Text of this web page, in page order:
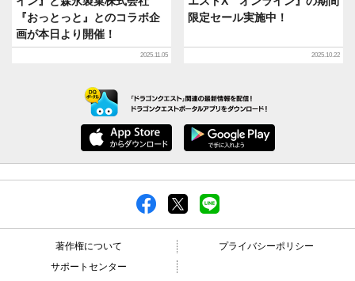
『おっとっと』とのコラボ企
画が本日より開催！
2025.11.05
限定セール実施中！
2025.10.22
著作権について
プライバシーポリシー
サポートセンター